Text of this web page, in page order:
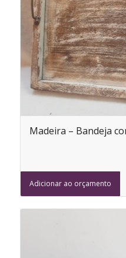
Madeira – Bandeja
Adicionar ao orçamento